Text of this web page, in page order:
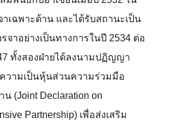
าเฉพาะด้าน และได้รับสถานะเป็น
รจาอย่างเป็นทางการในปี 2534 ต่อ
ทั้งสองฝ่ายได้ลงนามปฏิญญา
วามเป็นหุ้นส่วนความร่วมมือ
น (Joint Declaration on
Partnership) เพื่อส่งเสริม